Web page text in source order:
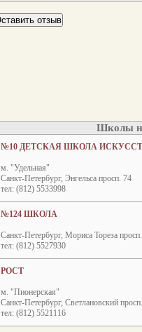
Школы
№10 ДЕТСКАЯ ШКОЛА
м. "Удельная"
Санкт-Петербург, Энгельса просп. 74
тел: (812) 5533998
№124 ШКОЛА
Санкт-Петербург, Мориса Тореза
тел: (812) 5527930
РОСТ
м. "Пионерская"
Санкт-Петербург, Светлановский
тел: (812) 5521116